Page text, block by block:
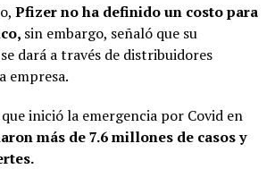
Pfizer no ha definido un costo para
sin embargo, señaló que su
dará a través de distribuidores
empresa.
inició la emergencia por Covid en
más de 7.6 millones de casos y